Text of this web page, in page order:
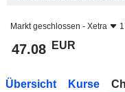
Markt geschlossen - Xetra
47.08 EUR
Übersicht Kurse